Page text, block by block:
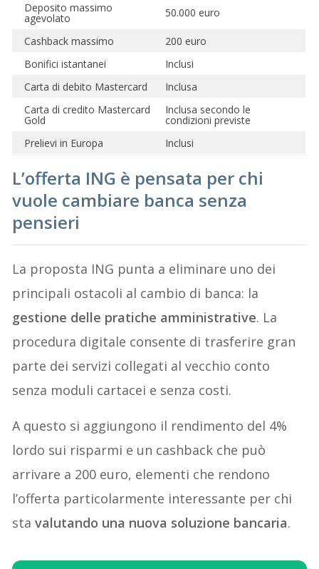
Deposito massimo
agevolato 50.000 euro
Cashback massimo
200 euro
Bonifici istantanei
Inclusi
Carta di debito Mastercard
Inclusa
Carta di credito Mastercard
Gold
Inclusa secondo le
condizioni previste
Prelievi in Europa
Inclusi
L’offerta ING è pensata per chi
vuole cambiare banca senza
pensieri
La proposta ING punta a eliminare uno dei
principali ostacoli al cambio di banca: la
gestione delle pratiche amministrative. La
procedura digitale consente di trasferire gran
parte dei servizi collegati al vecchio conto
senza moduli cartacei e senza costi.
A questo si aggiungono il rendimento del 4%
lordo sui risparmi e un cashback che può
arrivare a 200 euro, elementi che rendono
l’offerta particolarmente interessante per chi
stavalutando una nuova soluzione bancaria.